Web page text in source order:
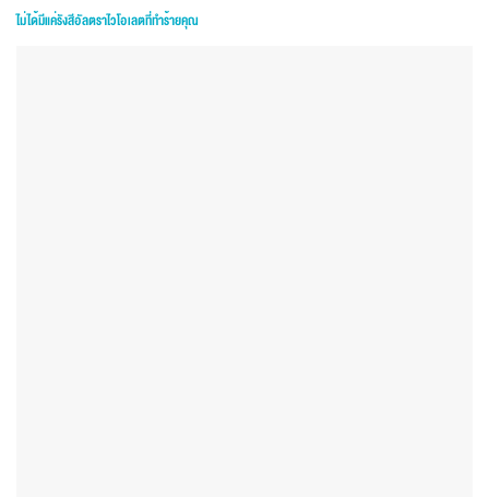
ไม่ได้มีแค่รังสีอัลตราไวโอเลตที่ทำร้ายคุณ